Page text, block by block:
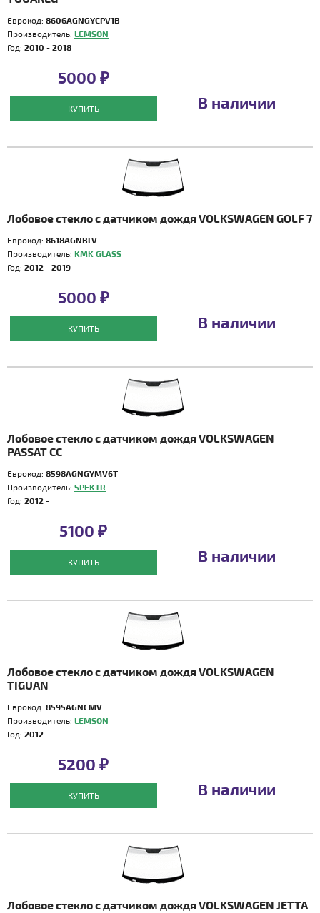
Еврокод: 8606AGNGYCPV1B
Производитель: LEMSON
Год: 2010 - 2018
5000 ₽
КУПИТЬ В наличии
Лобовое стекло с датчиком дождя VOLKSWAGEN GOLF 7
Еврокод: 8618AGNBLV
Производитель: KMK GLASS
Год: 2012 - 2019
5000 ₽
КУПИТЬ В наличии
Лобовое стекло с датчиком дождя VOLKSWAGEN
PASSAT CC
Еврокод: 8598AGNGYMV6T
Производитель: SPEKTR
Год: 2012 -
5100 ₽
КУПИТЬ В наличии
Лобовое стекло с датчиком дождя VOLKSWAGEN
TIGUAN
Еврокод: 8595AGNCMV
Производитель: LEMSON
Год: 2012 -
5200 ₽
КУПИТЬ В наличии
Лобовое стекло с датчиком дождя VOLKSWAGEN JETTA